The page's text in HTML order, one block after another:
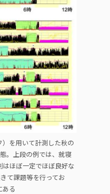
を用いて計測した秋の
。上段の例では、就寝
ほぼ一定でほぼ良好な
て課題等を行ってお
ある